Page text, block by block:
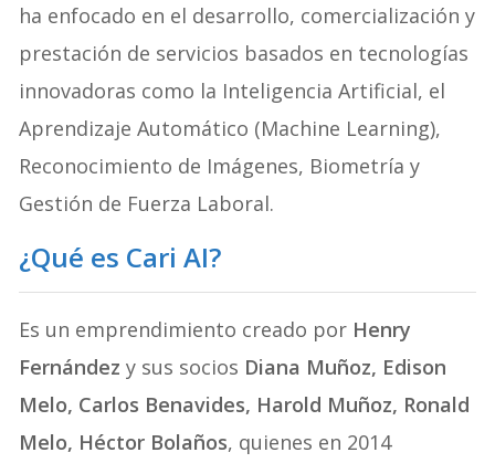
ha enfocado en el desarrollo, comercialización y
prestación de servicios basados en tecnologías
innovadoras como la Inteligencia Artificial, el
Aprendizaje Automático (Machine Learning),
Reconocimiento de Imágenes, Biometría y
Gestión de Fuerza Laboral.
¿Qué es Cari AI?
Es un emprendimiento creado por Henry
Fernández y sus socios Diana Muñoz, Edison
Melo, Carlos Benavides, Harold Muñoz, Ronald
Melo, Héctor Bolaños, quienes en 2014